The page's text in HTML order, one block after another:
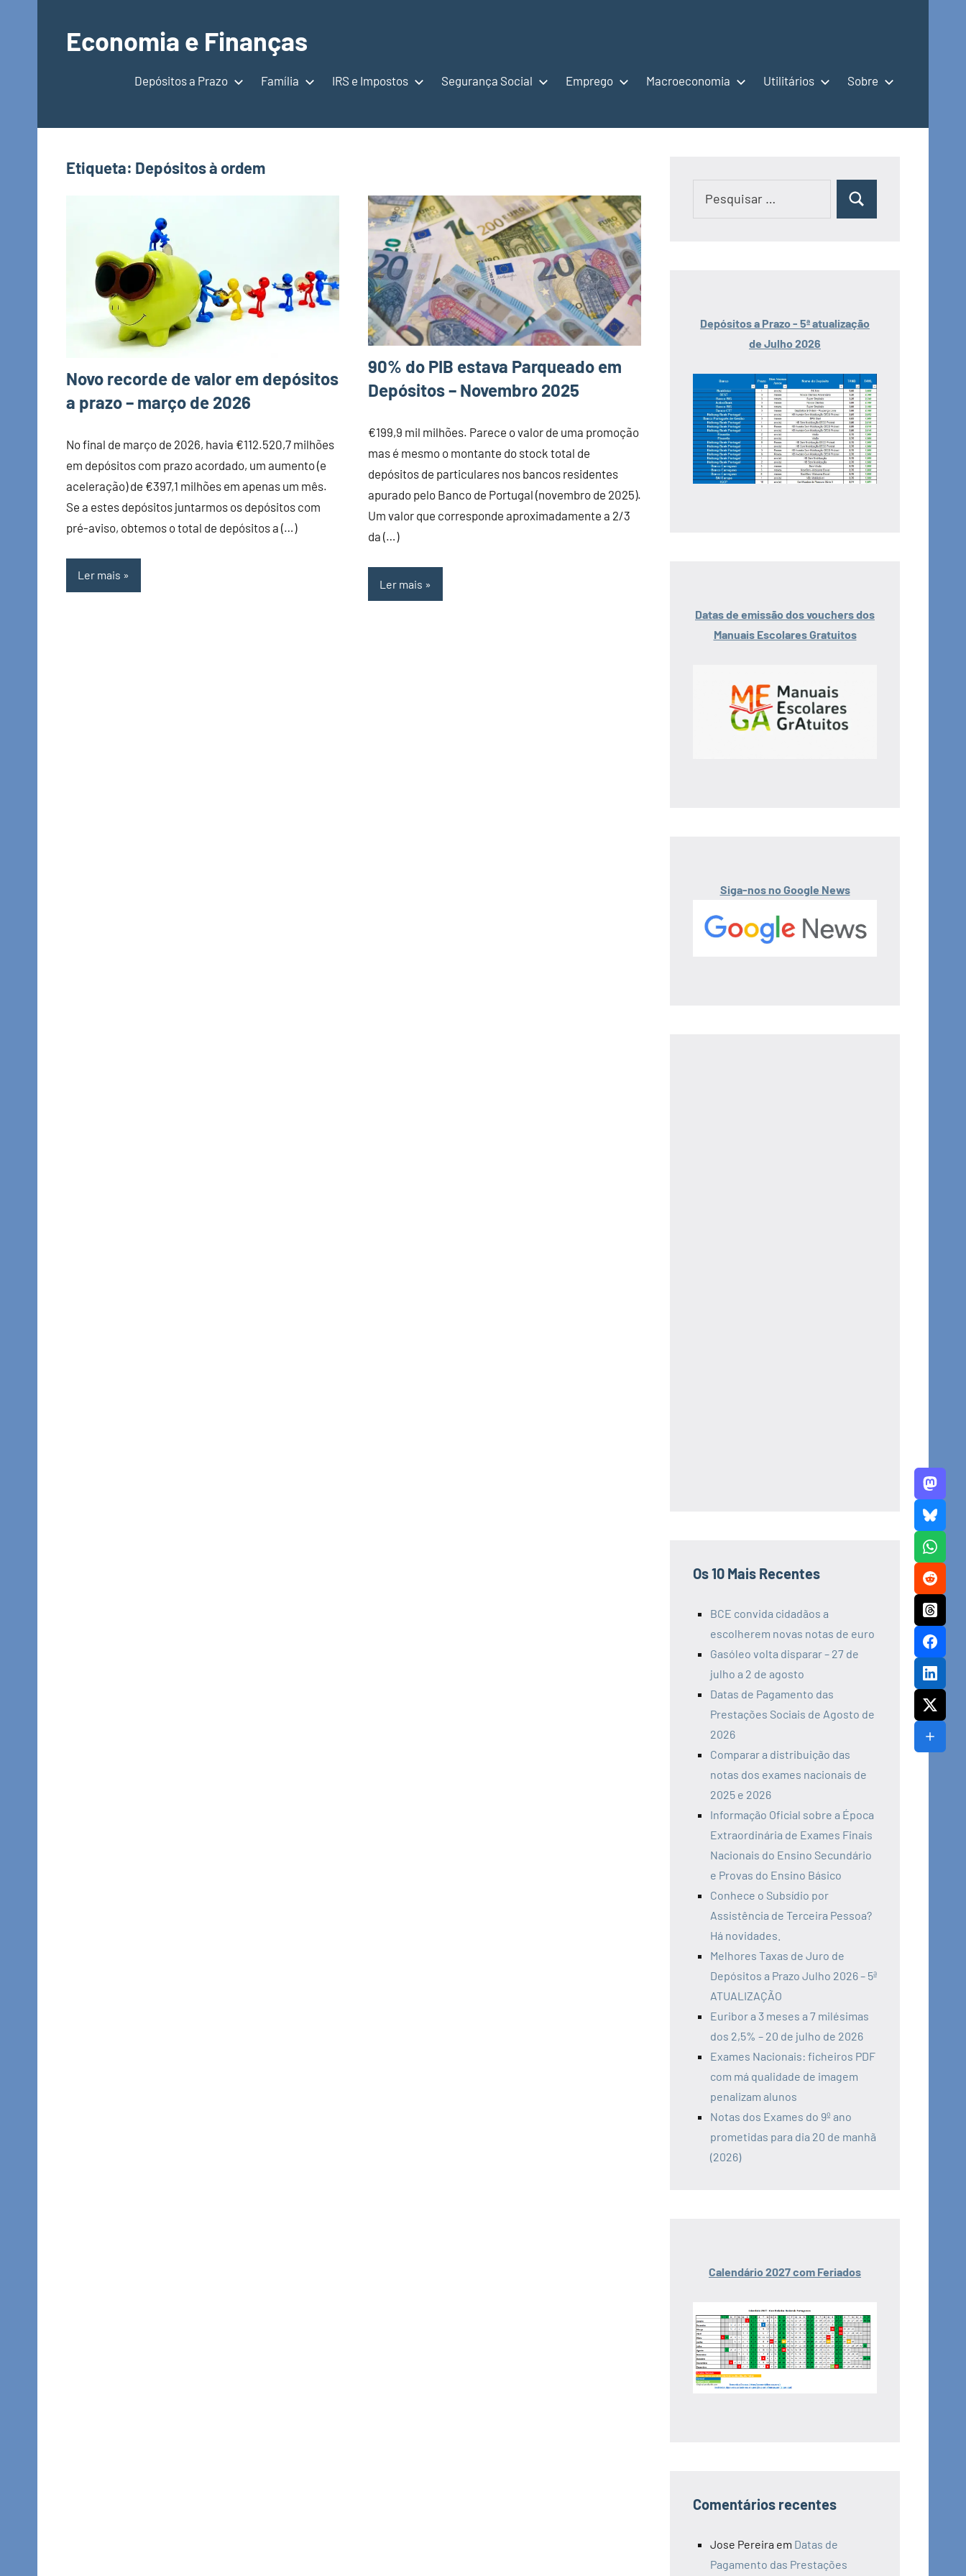
Economia e Finanças
Depósitos
Finanças
Calendários
Depósitos a Prazo Família IRS e Impostos Segurança Social Emprego Macroeconomia Utilitários Sobre
Etiqueta: Depósitos à ordem
Novo recorde de valor em depósitos
a prazo – março de 2026
No final de março de 2026, havia €112.520,7 milhões
em depósitos com prazo acordado, um aumento (e
aceleração) de €397,1 milhões em apenas um mês.
Se a estes depósitos juntarmos os depósitos com
pré-aviso, obtemos o total de depósitos a (…)
Ler mais
90% do PIB estava Parqueado em
Depósitos – Novembro 2025
€199,9 mil milhões. Parece o valor de uma promoção
mas é mesmo o montante do stock total de
depósitos de particulares nos bancos residentes
apurado pelo Banco de Portugal (novembro de 2025).
Um valor que corresponde aproximadamente a 2/3
da (…)
Ler mais
Pesquisar
Depósitos a Prazo - 5ª atualização
de Julho 2026
Datas de emissão dos vouchers dos
Manuais Escolares Gratuitos
Siga-nos no Google News
Os 10 Mais Recentes
BCE convida cidadãos a
escolherem novas notas de euro
Gasóleo volta disparar – 27 de
julho a 2 de agosto
Datas de Pagamento das
Prestações Sociais de Agosto de
2026
Comparar a distribuição das
notas dos exames nacionais de
2025 e 2026
Informação Oficial sobre a Época
Extraordinária de Exames Finais
Nacionais do Ensino Secundário
e Provas do Ensino Básico
Conhece o Subsídio por
Assistência de Terceira Pessoa?
Há novidades.
Melhores Taxas de Juro de
Depósitos a Prazo Julho 2026 – 5ª
ATUALIZAÇÃO
Euribor a 3 meses a 7 milésimas
dos 2,5% – 20 de julho de 2026
Exames Nacionais: ficheiros PDF
com má qualidade de imagem
penalizam alunos
Notas dos Exames do 9º ano
prometidas para dia 20 de manhã
(2026)
Calendário 2027 com Feriados
Comentários recentes
Jose Pereira em Datas de
Pagamento das Prestações